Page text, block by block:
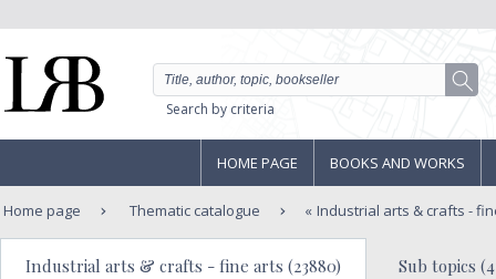
Search by criteria
HOME PAGE BOOKS AND WORKS
Home page Thematic catalogue Industrial arts & crafts -
Industrial arts & crafts - fine arts (23880) Sub topics